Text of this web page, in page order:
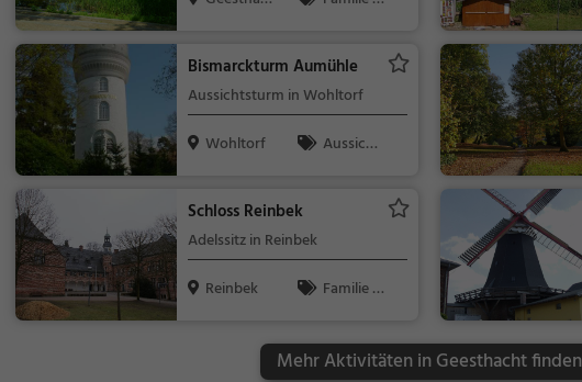
Bismarckturm Aumühle
Aussichtsturm in Wohltorf
Wohltorf
Aussicht
Natur
Schloss Reinbek
Adelssitz in Reinbek
Reinbek
Familie &
nswürdigkeit
Mehr Aktivitäten in Geesthacht finden